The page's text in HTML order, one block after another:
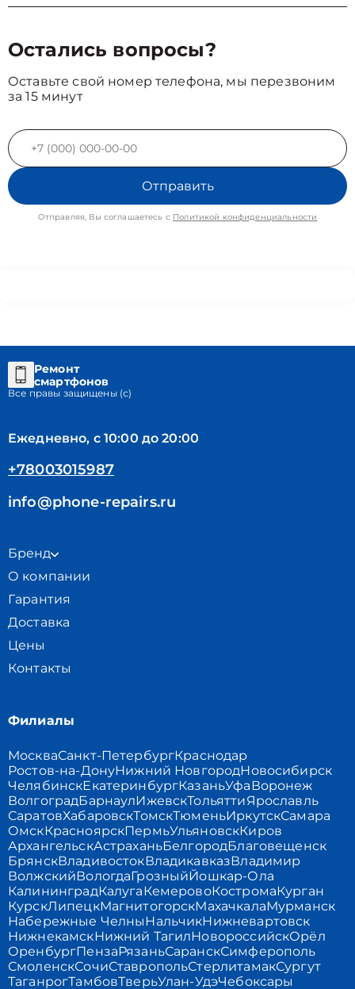
Остались вопросы?
Оставьте свой номер телефона, мы перезвоним
за 15 минут
Отправить
Отправляя, Вы соглашаетесь с Политикой конфиденциальности
Ремонт
смартфонов
Все правы защищены (с)
Ежедневно, с 10:00 до 20:00
+78003015987
info@phone-repairs.ru
Бренд
О компании
Гарантия
Доставка
Цены
Контакты
Филиалы
МоскваСанкт-ПетербургКраснодар
Ростов-на-ДонуНижний НовгородНовосибирск
ЧелябинскЕкатеринбургКазаньУфаВоронеж
ВолгоградБарнаулИжевскТольяттиЯрославль
СаратовХабаровскТомскТюменьИркутскСамара
ОмскКрасноярскПермьУльяновскКиров
АрхангельскАстраханьБелгородБлаговещенск
БрянскВладивостокВладикавказВладимир
ВолжскийВологдаГрозныйЙошкар-Ола
КалининградКалугаКемеровоКостромаКурган
КурскЛипецкМагнитогорскМахачкалаМурманск
Набережные ЧелныНальчикНижневартовск
НижнекамскНижний ТагилНовороссийскОрёл
ОренбургПензаРязаньСаранскСимферополь
СмоленскСочиСтавропольСтерлитамакСургут
ТаганрогТамбовТверьУлан-УдэЧебоксары